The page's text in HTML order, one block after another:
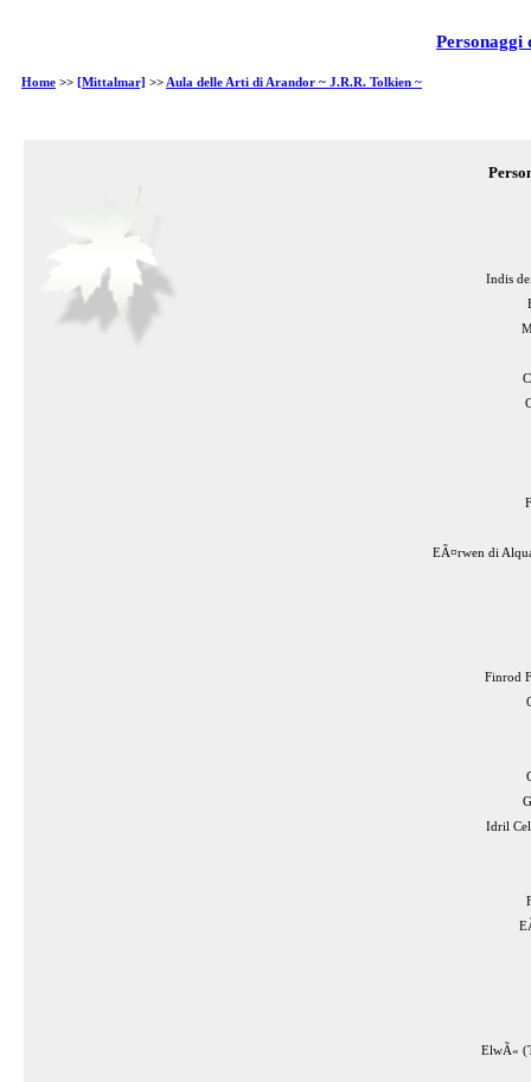
Home >> [Mittalmar] >> Aula delle Arti di Arandor ~ J.R.R. Tolkien ~
Indis
EÃ¤rwen di
Finrod
Idril
ElwÃ«